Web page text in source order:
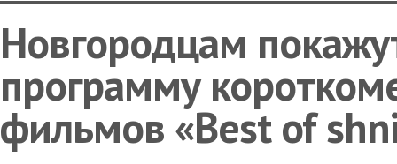
Новгородцам
программу
фильмов «Best of